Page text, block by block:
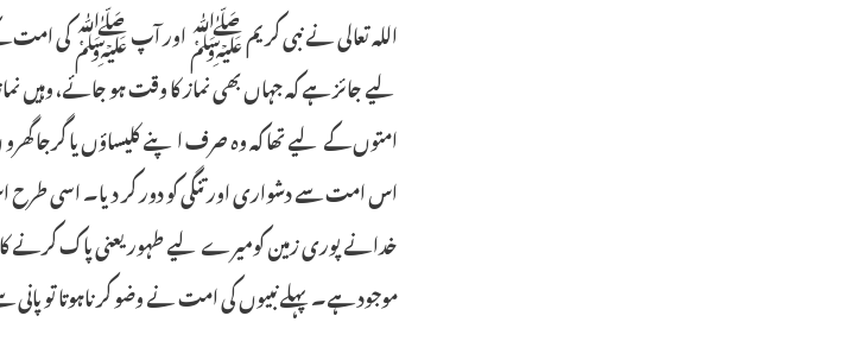
اللہ تعالی نے نبی کریم ﷺ اور آپ ﷺ کی امت کے
لیے جائز ہے کہ جہاں بھی نماز کا وقت ہو جائے، وہیں
امتوں کے لیے تھا کہ وہ صرف اپنے کلیساؤں یا گرجا
اس امت سے دشواری اور تنگی کو دور کر دیا۔ اسی
خدانے پوری زمین کومیرے لیے طہور یعنی پاک کرنے کا
موجود ہے۔ پہلے نبیوں کی امت نے وضو کرناہوتا توپانی